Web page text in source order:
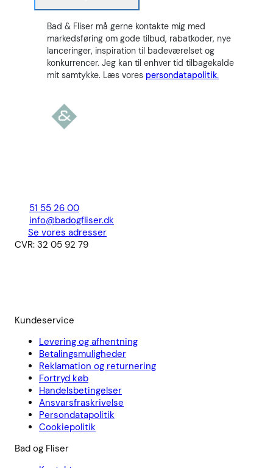
Bad & Fliser må gerne kontakte mig med
markedsføring om gode tilbud, rabatkoder, nye
lanceringer, inspiration til badeværelset og
konkurrencer. Jeg kan til enhver tid tilbagekalde
mit samtykke. Læs vores persondatapolitik.
51 55 26 00
info@badogfliser.dk
Se vores adresser
CVR: 32 05 92 79
Kundeservice
Levering og afhentning
Betalingsmuligheder
Reklamation og returnering
Fortryd køb
Handelsbetingelser
Ansvarsfraskrivelse
Persondatapolitik
Cookiepolitik
Bad og Fliser